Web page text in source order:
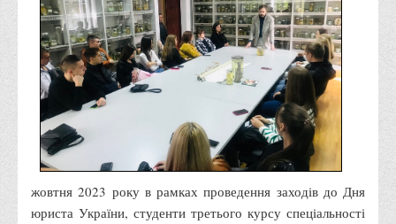
10 точних фактів про наркотики. З’ясуй правду про
наркотики. Врятуй чиєсь життя
Контакти
Екскурсія до ВТЕІ
SEL
Репозиторій
жовтня 2023 року в рамках проведення заходів до Дня
юриста України, студенти третього курсу спеціальності